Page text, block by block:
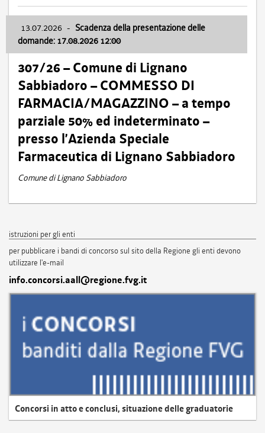
13.07.2026 - Scadenza della presentazione delle
domande: 17.08.2026 12:00
307/26 – Comune di Lignano
Sabbiadoro – COMMESSO DI
FARMACIA/MAGAZZINO – a tempo
parziale 50% ed indeterminato –
presso l’Azienda Speciale
Farmaceutica di Lignano Sabbiadoro
Comune di Lignano Sabbiadoro
istruzioni per gli enti
per pubblicare i bandi di concorso sul sito della Regione gli enti devono
utilizzare l'e-mail
info.concorsi.aall@regione.fvg.it
Concorsi in atto e conclusi, situazione delle graduatorie